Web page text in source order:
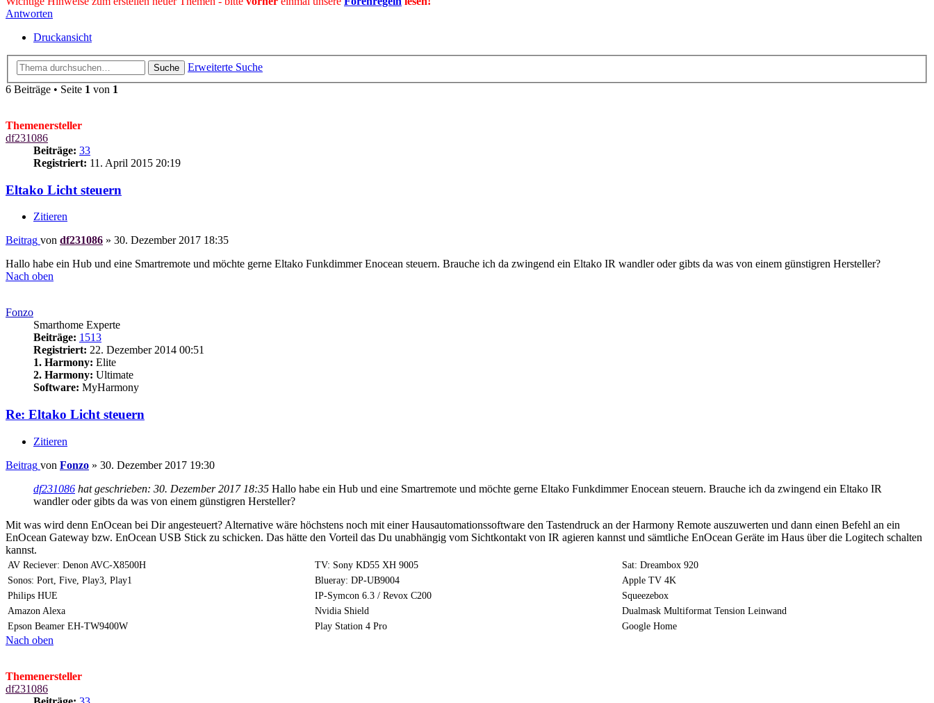
Antworten
Druckansicht
Suche
Erweiterte Suche
6 Beiträge • Seite 1 von 1
Themenersteller
df231086
Beiträge: 33
Registriert: 11. April 2015 20:19
Eltako Licht steuern
Zitieren
Beitrag von df231086 » 30. Dezember 2017 18:35
Hallo habe ein Hub und eine Smartremote und möchte gerne Eltako Funkdimmer Enocean steuern. Brauche ich da zwingend ein Eltako IR wandler oder gibts da was von einem günstigren Hersteller?
Nach oben
Fonzo
Smarthome Experte
Beiträge: 1513
Registriert: 22. Dezember 2014 00:51
1. Harmony: Elite
2. Harmony: Ultimate
Software: MyHarmony
Re: Eltako Licht steuern
Zitieren
Beitrag von Fonzo » 30. Dezember 2017 19:30
df231086 hat geschrieben: 30. Dezember 2017 18:35 Hallo habe ein Hub und eine Smartremote und möchte gerne Eltako Funkdimmer Enocean steuern. Brauche ich da zwingend ein Eltako IR
wandler oder gibts da was von einem günstigren Hersteller?
Mit was wird denn EnOcean bei Dir angesteuert? Alternative wäre höchstens noch mit einer Hausautomationssoftware den Tastendruck an der Harmony Remote auszuwerten und dann einen Befehl an ein
EnOcean Gateway bzw. EnOcean USB Stick zu schicken. Das hätte den Vorteil das Du unabhängig vom Sichtkontakt von IR agieren kannst und sämtliche EnOcean Geräte im Haus über die Logitech schalten
kannst.
AV Reciever: Denon AVC-X8500H TV: Sony KD55 XH 9005
Sat: Dreambox 920
Sonos: Port, Five, Play3, Play1
Blueray: DP-UB9004
Apple TV 4K
Philips HUE
IP-Symcon 6.3 / Revox C200
Squeezebox
Amazon Alexa
Nvidia Shield
Dualmask Multiformat Tension Leinwand
Epson Beamer EH-TW9400W
Play Station 4 Pro Google Home
Nach oben
Themenersteller
df231086